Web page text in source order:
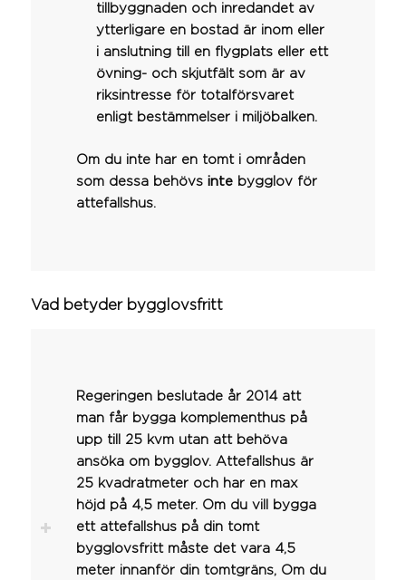
tillbyggnaden och inredandet av
ytterligare en bostad är inom eller
i anslutning till en flygplats eller ett
övning- och skjutfält som är av
riksintresse för totalförsvaret
enligt bestämmelser i miljöbalken.
Om du inte har en tomt i områden
som dessa behövs inte bygglov för
attefallshus.
Vad betyder bygglovsfritt
Regeringen beslutade år 2014 att
man får bygga komplementhus på
upp till 25 kvm utan att behöva
ansöka om bygglov. Attefallshus är
25 kvadratmeter och har en max
höjd på 4,5 meter. Om du vill bygga
ett attefallshus på din tomt
bygglovsfritt måste det vara 4,5
meter innanför din tomtgräns, Om du